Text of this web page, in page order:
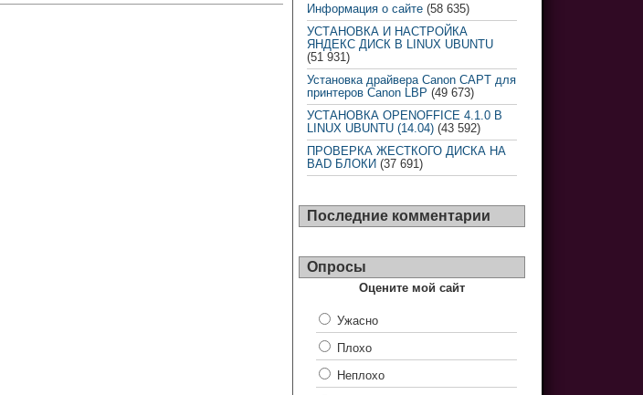
Информация о сайте (58 635)
УСТАНОВКА И НАСТРОЙКА
ЯНДЕКС ДИСК В LINUX UBUNTU
(51 931)
Установка драйвера Canon CAPT для
принтеров Canon LBP (49 673)
УСТАНОВКА OPENOFFICE 4.1.0 В
LINUX UBUNTU (14.04) (43 592)
ПРОВЕРКА ЖЕСТКОГО ДИСКА НА
BAD БЛОКИ (37 691)
Последние комментарии
Опросы
Оцените мой сайт
Ужасно
Плохо
Неплохо